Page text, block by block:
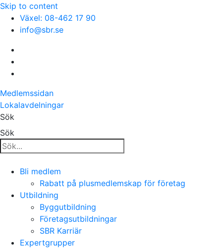
Skip to content
Växel: 08-462 17 90
info@sbr.se
Medlemssidan
Lokalavdelningar
Sök
Sök
Bli medlem
Rabatt på plusmedlemskap för företag
Utbildning
Byggutbildning
Företagsutbildningar
SBR Karriär
Expertgrupper